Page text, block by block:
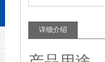
详细介绍